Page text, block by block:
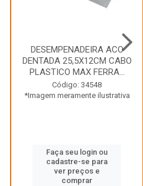
DESEMPENADEIRA ACO
DENTADA 25,5X12CM CABO
PLASTICO MAX FERRA...
Código: 34548
*Imagem meramente ilustrativa
Faça seu login ou
cadastre-se para
ver preços e
comprar